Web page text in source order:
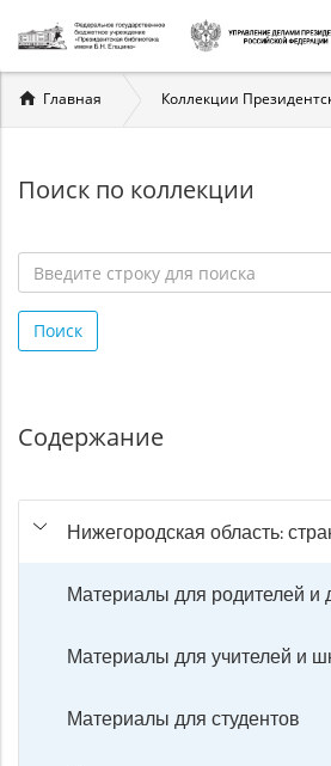
Вы
здесь
Главная Коллекции
Поиск по коллекции
строку
для
Поиск
Содержание
Нижегородская область:
Материалы для родителей и
Материалы для учителей и
Материалы для студентов